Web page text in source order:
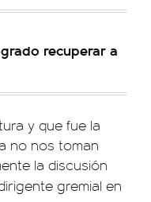
recuperar a
y que fue la
no nos toman
la discusión
gremial en